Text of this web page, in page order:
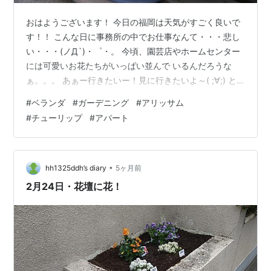
おはようございます！ 今日の福岡は天気がすごく良いで
す！！ こんな日に事務所の中でお仕事なんて・・・悲し
い・・・(ノД`)・゜・。 今頃、園芸店やホームセンター
には可愛いお花たちがいっぱい並んで いるんだろうな
ぁ。。。 あぁー行きたいー！見に行きたいよ～( ;∀;) と
気にっている子です！！ この色合いがたまりません
♡♡♡ 今年も絶対欲しくて探して早めにゲットして今モ
リモリアリッサム(/・ω・)/ 別の角度からパシャリ アリッ
サム こっちは赤多めの配色となっております(*´з`) えぇ
ぇー♡やだーどっちも可愛いすぎるぅぅぅ(*´Д｀)ﾊｧﾊ…
#ベランダ #ガーデニング #アリッサム
#チューリップ #アパート
hh1325ddh’s diary • 5ヶ月前
2月24日・花壇に花！